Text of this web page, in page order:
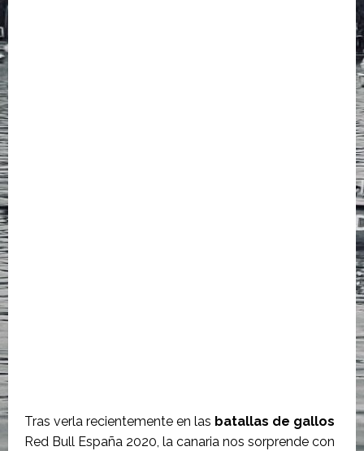
Tras verla recientemente en las batallas de gallos
Red Bull España 2020, la canaria nos sorprende con